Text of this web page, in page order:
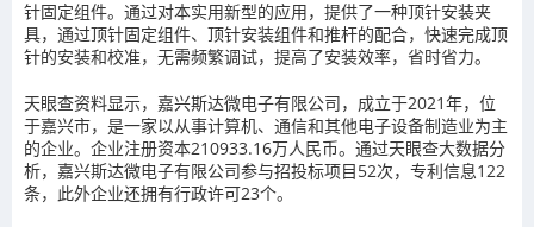
针固定组件。通过对本实用新型的应用，提供了一种顶针安装夹
具，通过顶针固定组件、顶针安装组件和推杆的配合，快速完成顶
针的安装和校准，无需频繁调试，提高了安装效率，省时省力。
天眼查资料显示，嘉兴斯达微电子有限公司，成立于2021年，位
于嘉兴市，是一家以从事计算机、通信和其他电子设备制造业为主
的企业。企业注册资本210933.16万人民币。通过天眼查大数据分
析，嘉兴斯达微电子有限公司参与招投标项目52次，专利信息122
条，此外企业还拥有行政许可23个。